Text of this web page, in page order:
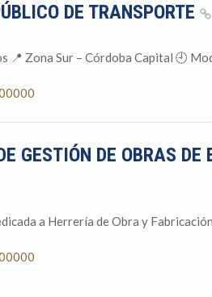
DE TRANSPORTE
📍 Zona Sur – Córdoba Capital 🕘
GESTIÓN DE OBRAS DE
a Herrería de Obra y